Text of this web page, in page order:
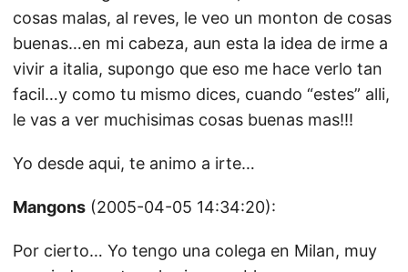
cosas malas, al reves, le veo un monton de cosas
buenas…en mi cabeza, aun esta la idea de irme a
vivir a italia, supongo que eso me hace verlo tan
facil…y como tu mismo dices, cuando “estes” alli,
le vas a ver muchisimas cosas buenas mas!!!
Yo desde aqui, te animo a irte…
Mangons (2005-04-05 14:34:20):
Por cierto… Yo tengo una colega en Milan, muy